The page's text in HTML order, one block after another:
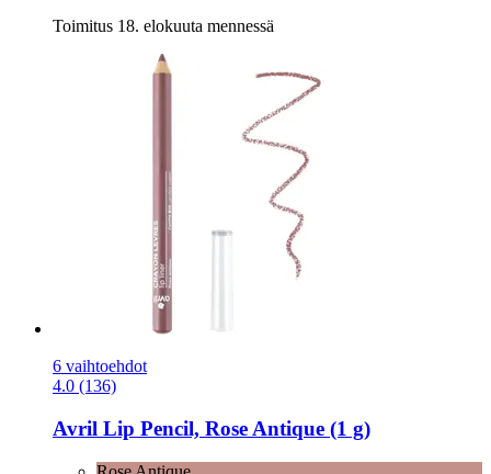
Toimitus 18. elokuuta mennessä
6 vaihtoehdot
4.0 (136)
Avril Lip Pencil, Rose Antique (1 g)